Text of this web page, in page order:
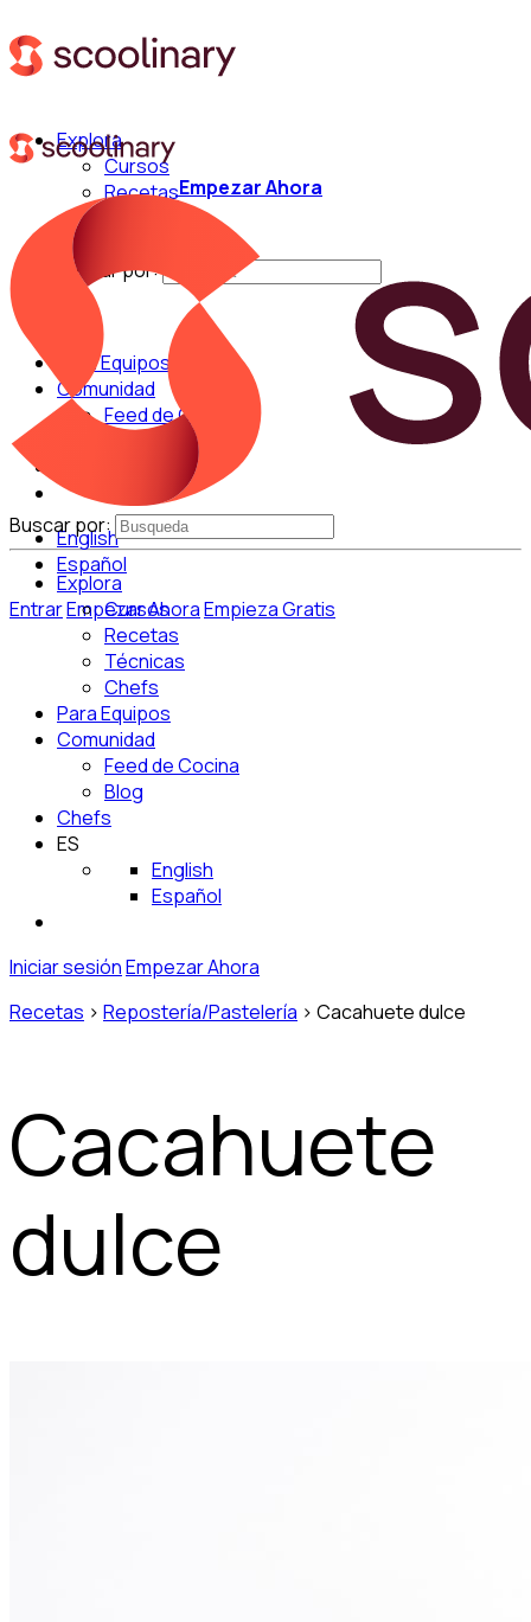
Explora
Cursos
Recetas
Buscar por:
Para Equipos
Comunidad
Feed de Cocina
English
Español
EntrarEmpezar AhoraEmpieza Gratis
Empezar Ahora
Buscar por:
Explora
Cursos
Recetas
Técnicas
Chefs
Para Equipos
Comunidad
Feed de Cocina
Blog
Chefs
ES
English
Español
Iniciar sesiónEmpezar Ahora
Recetas > Repostería/Pastelería > Cacahuete dulce
Cacahuete
dulce